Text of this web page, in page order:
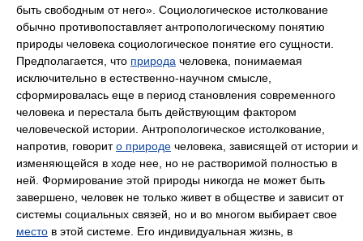
быть свободным от него». Социологическое истолкование
обычно противопоставляет антропологическому понятию
природы человека социологическое понятие его сущности.
Предполагается, что природа человека, понимаемая
исключительно в естественно-научном смысле,
сформировалась еще в период становления современного
человека и перестала быть действующим фактором
человеческой истории. Антропологическое истолкование,
напротив, говорито природе человека, зависящей от истории и
изменяющейся в ходе нее, но не растворимой полностью в
ней. Формирование этой природы никогда не может быть
завершено, человек не только живет в обществе и зависит от
системы социальных связей, но и во многом выбирает свое
место в этой системе. Его индивидуальная жизнь, в